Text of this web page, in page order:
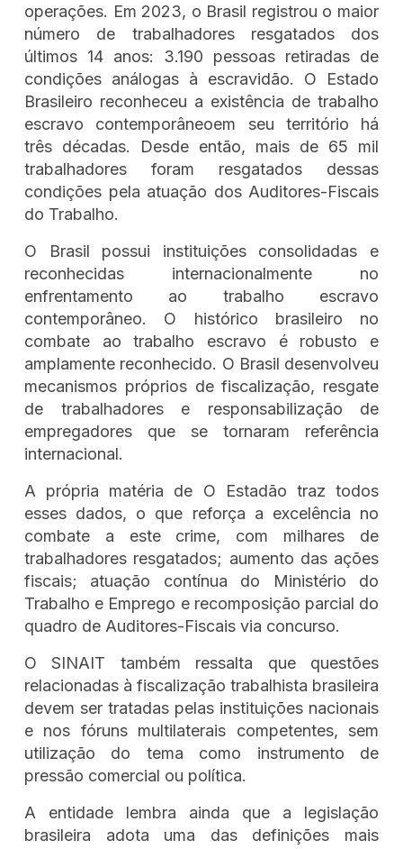
operações. Em 2023, o Brasil registrou o maior
número de trabalhadores resgatados dos
últimos 14 anos: 3.190 pessoas retiradas de
condições análogas à escravidão. O Estado
Brasileiro reconheceu a existência de trabalho
escravo contemporâneoem seu território há
três décadas. Desde então, mais de 65 mil
trabalhadores foram resgatados dessas
condições pela atuação dos Auditores-Fiscais
do Trabalho.
O Brasil possui instituições consolidadas e
reconhecidas internacionalmente no
enfrentamento ao trabalho escravo
contemporâneo. O histórico brasileiro no
combate ao trabalho escravo é robusto e
amplamente reconhecido. O Brasil desenvolveu
mecanismos próprios de fiscalização, resgate
de trabalhadores e responsabilização de
empregadores que se tornaram referência
internacional.
A própria matéria de O Estadão traz todos
esses dados, o que reforça a excelência no
combate a este crime, com milhares de
trabalhadores resgatados; aumento das ações
fiscais; atuação contínua do Ministério do
Trabalho e Emprego e recomposição parcial do
quadro de Auditores-Fiscais via concurso.
O SINAIT também ressalta que questões
relacionadas à fiscalização trabalhista brasileira
devem ser tratadas pelas instituições nacionais
e nos fóruns multilaterais competentes, sem
utilização do tema como instrumento de
pressão comercial ou política.
A entidade lembra ainda que a legislação
brasileira adota uma das definições mais